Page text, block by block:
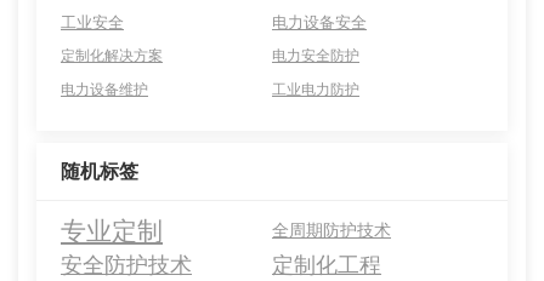
工业安全 电力设备安全
定制化解决方案
电力安全防护
电力设备维护
工业电力防护
随机标签
专业定制 全周期防护技术
安全防护技术 定制化工程